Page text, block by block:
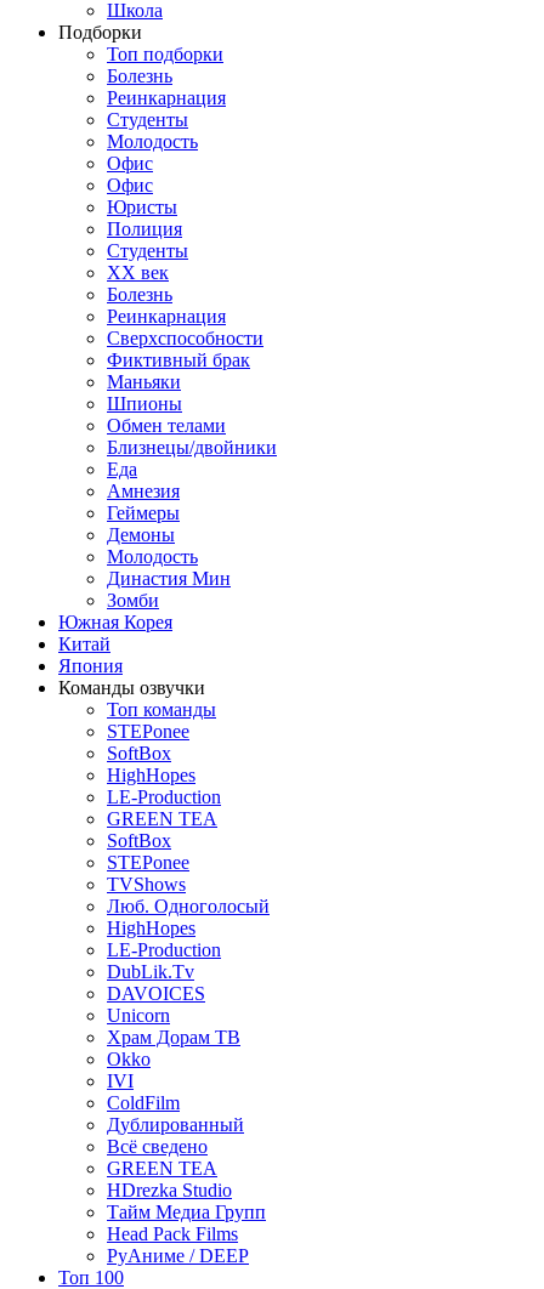
Школа
Подборки
Топ подборки
Болезнь
Реинкарнация
Студенты
Молодость
Офис
Офис
Юристы
Полиция
Студенты
ХХ век
Болезнь
Реинкарнация
Сверхспособности
Фиктивный брак
Маньяки
Шпионы
Обмен телами
Близнецы/двойники
Еда
Амнезия
Геймеры
Демоны
Молодость
Династия Мин
Зомби
Южная Корея
Китай
Япония
Команды озвучки
Топ команды
STEPonee
SoftBox
HighHopes
LE-Production
GREEN TEA
SoftBox
STEPonee
TVShows
Люб. Одноголосый
HighHopes
LE-Production
DubLik.Tv
DAVOICES
Unicorn
Храм Дорам ТВ
Okko
IVI
ColdFilm
Дублированный
Всё сведено
GREEN TEA
HDrezka Studio
Тайм Медиа Групп
Head Pack Films
РуАниме / DEEP
Топ 100